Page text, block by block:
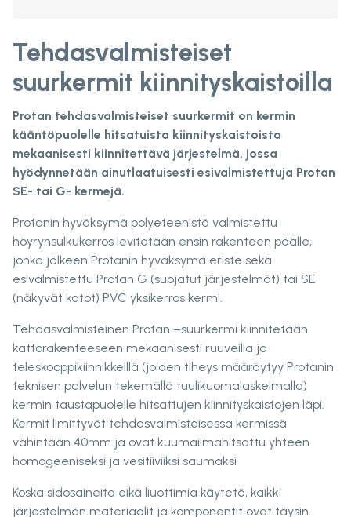
Tehdasvalmisteiset
suurkermit kiinnityskaistoilla
Protan tehdasvalmisteiset suurkermit on kermin
kääntöpuolelle hitsatuista kiinnityskaistoista
mekaanisesti kiinnitettävä järjestelmä, jossa
hyödynnetään ainutlaatuisesti esivalmistettuja Protan
SE- tai G- kermejä.
Protanin hyväksymä polyeteenistä valmistettu
höyrynsulkukerros levitetään ensin rakenteen päälle,
jonka jälkeen Protanin hyväksymä eriste sekä
esivalmistettu Protan G (suojatut järjestelmät) tai SE
(näkyvät katot) PVC yksikerros kermi.
Tehdasvalmisteinen Protan –suurkermi kiinnitetään
kattorakenteeseen mekaanisesti ruuveilla ja
teleskooppikiinnikkeillä (joiden tiheys määräytyy Protanin
teknisen palvelun tekemällä tuulikuomalaskelmalla)
kermin taustapuolelle hitsattujen kiinnityskaistojen läpi.
Kermit limittyvät tehdasvalmisteisessa kermissä
vähintään 40mm ja ovat kuumailmahitsattu yhteen
homogeeniseksi ja vesitiiviiksi saumaksi
Koska sidosaineita eikä liuottimia käytetä, kaikki
järjestelmän materiaalit ja komponentit ovat täysin